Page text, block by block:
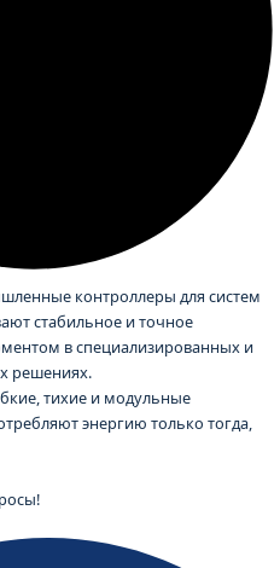
контроллеры для систем
стабильное и точное
в специализированных и
решениях.
тихие и модульные
энергию только тогда,